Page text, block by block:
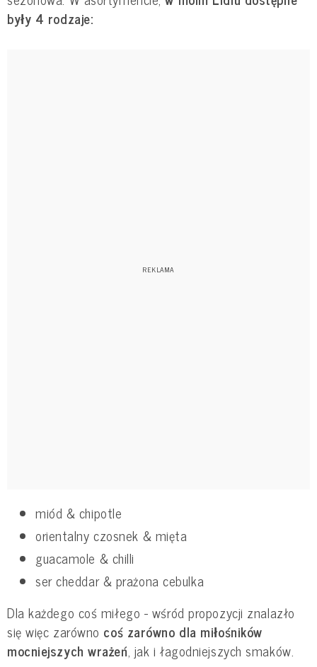
były 4 rodzaje:
miód & chipotle
orientalny czosnek & mięta
guacamole & chilli
ser cheddar & prażona cebulka
Dla każdego coś miłego - wśród propozycji znalazło
się więc zarówno coś zarówno dla miłośników
mocniejszych wrażeń, jak i łagodniejszych smaków.